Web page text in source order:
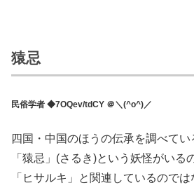
猿忌
民俗学者 ◆7OQev/tdCY ＠＼(^o^)／
四国・中国のほうの伝承を調べてい
「猿忌」(さるき)という妖怪がいる
「ヒサルキ」と関連しているのでは